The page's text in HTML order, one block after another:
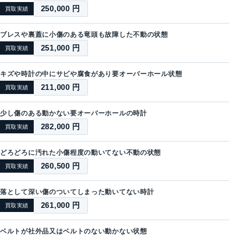
買取実績 250,000 円
ブレスや裏蓋に小傷のある竜頭も故障した不動の状態
買取実績 251,000 円
キズや時計の中にサビや腐食があり要オーバーホール状態
買取実績 211,000 円
少し傷のある動かない要オーバーホールの時計
買取実績 282,000 円
どろどろに汚れた小傷程度の動いてない不動の状態
買取実績 260,500 円
落として深い傷のついてしまった動いてない時計
買取実績 261,000 円
ベルトが社外品又はベルトのない動かない状態